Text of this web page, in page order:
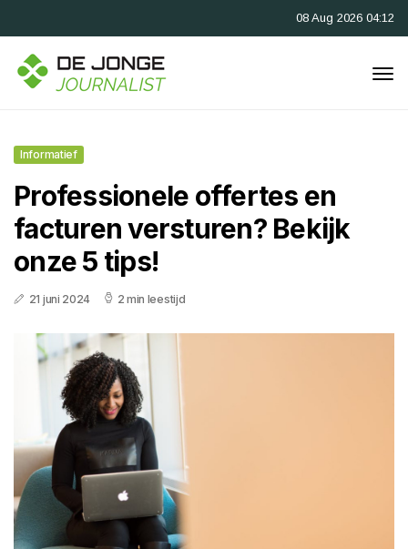
08 Aug 2026 04:12
Informatief
Professionele offertes en
facturen versturen? Bekijk
onze 5 tips!
21 juni 2024 2 min leestijd